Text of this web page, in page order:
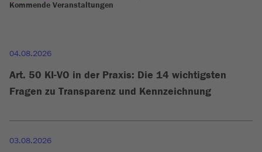
Kommende Veranstaltungen
04.08.2026
Art. 50 KI-VO in der Praxis: Die 14 wichtigsten
Fragen zu Transparenz und Kennzeichnung
03.08.2026